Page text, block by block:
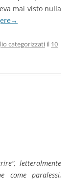
mai visto nulla
→
categorizzati il 10
letteralmente
come paralessi,